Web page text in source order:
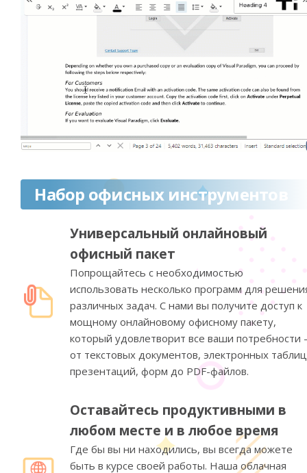
Набор офисных инструментов
Универсальный онлайновый
офисный пакет
Попрощайтесь с необходимостью
использовать несколько программ для
различных задач. С нами вы получите доступ к
мощному онлайновому офисному пакету,
который удовлетворит все ваши потребности -
от текстовых документов, электронных
презентаций, форм до PDF-файлов.
Оставайтесь продуктивными в
любом месте и в любое время
Где бы вы ни находились, вы всегда можете
быть в курсе своей работы. Наша облачная